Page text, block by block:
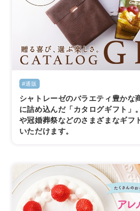
#通販
シャトレーゼのバラエティ豊かな
に詰め込んだ「カタログギフト」
や冠婚葬祭などのさまざまなギフ
いただけます。